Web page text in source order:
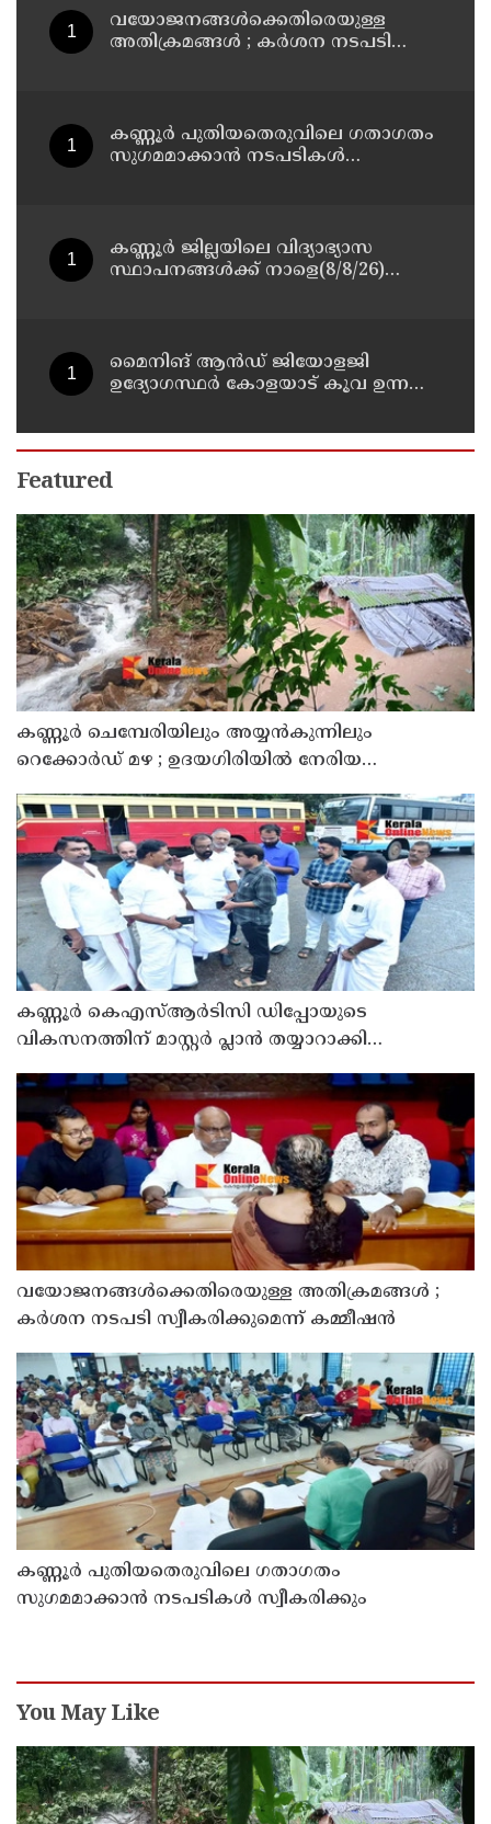
വയോജനങ്ങൾക്കെതിരെയുള്ള
അതിക്രമങ്ങൾ ; കർശന നടപടി
കണ്ണൂർ പുതിയതെരുവിലെ ഗതാഗതം
സുഗമമാക്കാന്‍ നടപടികള്‍
കണ്ണൂർ ജില്ലയിലെ വിദ്യാഭ്യാസ
സ്ഥാപനങ്ങള്‍ക്ക് നാളെ(8/8/26)
മൈനിങ് ആൻഡ്​ ജിയോളജി
ഉദ്യോഗസ്ഥർ കോളയാട് കൂവ ഉന്നതി
Featured
കണ്ണൂർ ചെമ്പേരിയിലും അയ്യൻകുന്നിലും
റെക്കോർഡ് മഴ ; ഉദയഗിരിയിൽ നേരിയ
കണ്ണൂർ കെഎസ്ആർടിസി ഡിപ്പോയുടെ
വികസനത്തിന് മാസ്റ്റർ പ്ലാൻ തയ്യാറാക്കി
വയോജനങ്ങൾക്കെതിരെയുള്ള അതിക്രമങ്ങൾ ;
കർശന നടപടി സ്വീകരിക്കുമെന്ന് കമ്മീഷൻ
കണ്ണൂർ പുതിയതെരുവിലെ ഗതാഗതം
സുഗമമാക്കാന്‍ നടപടികള്‍ സ്വീകരിക്കും
You May Like